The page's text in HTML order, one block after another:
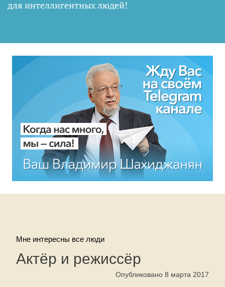
для интеллигентных людей!
Мне интересны все люди
Актёр и режиссёр
Опубликовано 8 марта 2017